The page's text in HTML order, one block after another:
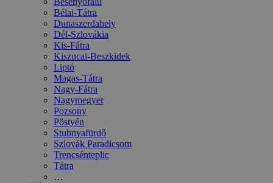
Bélai-Tátra
Dunaszerdahely
Dél-Szlovákia
Kis-Fátra
Kiszucai-Beszkidek
Liptó
Magas-Tátra
Nagy-Fátra
Nagymegyer
Pozsony
Pöstyén
Stubnyafürdő
Szlovák Paradicsom
Trencsénteplic
Tátra
…